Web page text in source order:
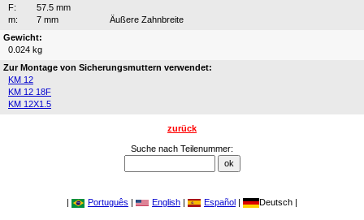
F:
57.5 mm
m:
7 mm
Äußere Zahnbreite
Gewicht:
0.024 kg
Zur Montage von Sicherungsmuttern verwendet:
KM 12
KM 12 18F
KM 12X1.5
zurück
Suche nach Teilenummer:
| Português | English | Español | Deutsch |